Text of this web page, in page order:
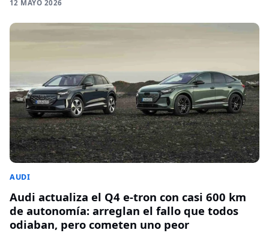
12 MAYO 2026
AUDI
Audi actualiza el Q4 e-tron con casi 600 km
de autonomía: arreglan el fallo que todos
odiaban, pero cometen uno peor